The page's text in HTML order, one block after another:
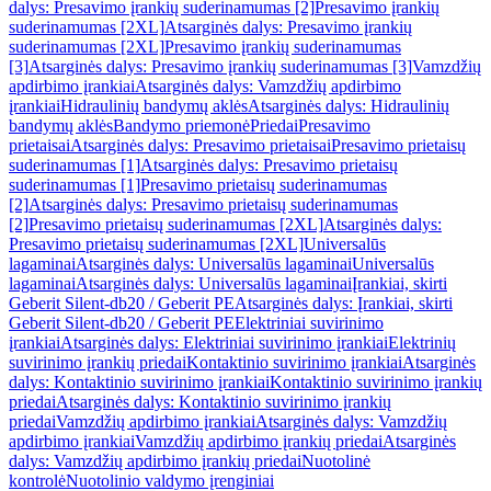
dalys: Presavimo įrankių suderinamumas [2]Presavimo įrankių
suderinamumas [2XL]Atsarginės dalys: Presavimo įrankių
suderinamumas [2XL]Presavimo įrankių suderinamumas
[3]Atsarginės dalys: Presavimo įrankių suderinamumas [3]Vamzdžių
apdirbimo įrankiaiAtsarginės dalys: Vamzdžių apdirbimo
įrankiaiHidraulinių bandymų aklėsAtsarginės dalys: Hidraulinių
bandymų aklėsBandymo priemonėPriedaiPresavimo
prietaisaiAtsarginės dalys: Presavimo prietaisaiPresavimo prietaisų
suderinamumas [1]Atsarginės dalys: Presavimo prietaisų
suderinamumas [1]Presavimo prietaisų suderinamumas
[2]Atsarginės dalys: Presavimo prietaisų suderinamumas
[2]Presavimo prietaisų suderinamumas [2XL]Atsarginės dalys:
Presavimo prietaisų suderinamumas [2XL]Universalūs
lagaminaiAtsarginės dalys: Universalūs lagaminaiUniversalūs
lagaminaiAtsarginės dalys: Universalūs lagaminaiĮrankiai, skirti
Geberit Silent-db20 / Geberit PEAtsarginės dalys: Įrankiai, skirti
Geberit Silent-db20 / Geberit PEElektriniai suvirinimo
įrankiaiAtsarginės dalys: Elektriniai suvirinimo įrankiaiElektrinių
suvirinimo įrankių priedaiKontaktinio suvirinimo įrankiaiAtsarginės
dalys: Kontaktinio suvirinimo įrankiaiKontaktinio suvirinimo įrankių
priedaiAtsarginės dalys: Kontaktinio suvirinimo įrankių
priedaiVamzdžių apdirbimo įrankiaiAtsarginės dalys: Vamzdžių
apdirbimo įrankiaiVamzdžių apdirbimo įrankių priedaiAtsarginės
dalys: Vamzdžių apdirbimo įrankių priedaiNuotolinė
kontrolėNuotolinio valdymo įrenginiai